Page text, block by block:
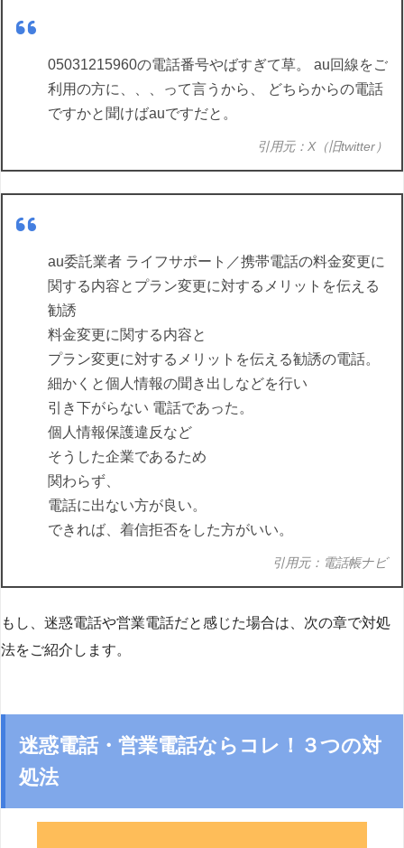
05031215960の電話番号やばすぎて草。 au回線をご
利用の方に、、、って言うから、 どちらからの電話
ですかと聞けばauですだと。
引用元：X（旧twitter）
au委託業者 ライフサポート／携帯電話の料金変更に
関する内容とプラン変更に対するメリットを伝える
勧誘
料金変更に関する内容と
プラン変更に対するメリットを伝える勧誘の電話。
細かくと個人情報の聞き出しなどを行い
引き下がらない 電話であった。
個人情報保護違反など
そうした企業であるため
関わらず、
電話に出ない方が良い。
できれば、着信拒否をした方がいい。
引用元：電話帳ナビ
もし、迷惑電話や営業電話だと感じた場合は、次の章で対処
法をご紹介します。
迷惑電話・営業電話ならコレ！３つの対
処法